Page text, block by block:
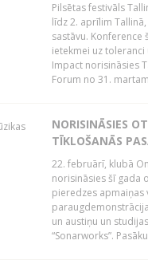
Pilsētas festivāls
līdz 2. aprīlim
sastāvu.
ietekmei uz
Impact norisināsies
Forum no 31.
NORISINĀSIES
TĪKLOŠANĀS
22. februārī, klubā
norisināsies šī gada
pieredzes apmaiņas
un austiņu un
“Sonarworks”.